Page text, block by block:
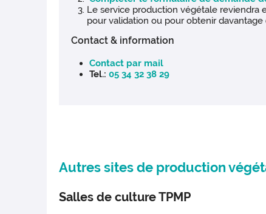
Le service production végétale reviendra
pour validation ou pour obtenir davantage
Contact & information
Contact par mail
Tel.:05 34 32 38 29
Autres sites de production
Salles de culture TPMP